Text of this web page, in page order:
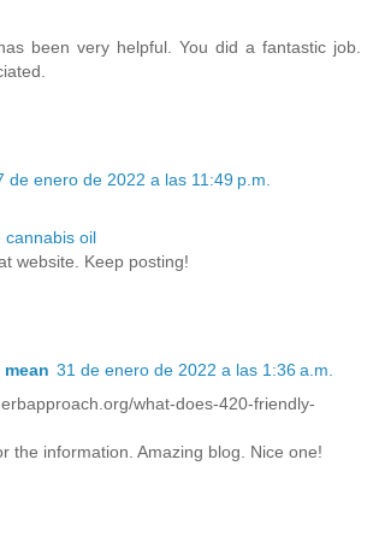
been very helpful. You did a fantastic job.
de enero de 2022 a las 11:49 p.m.
cannabis oil
website. Keep posting!
31 de enero de 2022 a las 1:36 a.m.
what-does-420-friendly-
the information. Amazing blog. Nice one!